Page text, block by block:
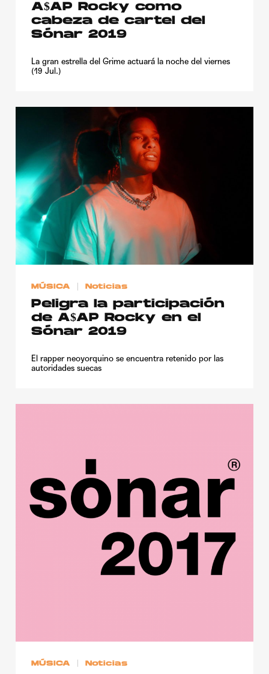
A$AP Rocky como
cabeza de cartel del
Sónar 2019
La gran estrella del Grime actuará la noche del viernes
(19 Jul.)
MÚSICA Noticias
Peligra la participación
de A$AP Rocky en el
Sónar 2019
El rapper neoyorquino se encuentra retenido por las
autoridades suecas
MÚSICA Noticias